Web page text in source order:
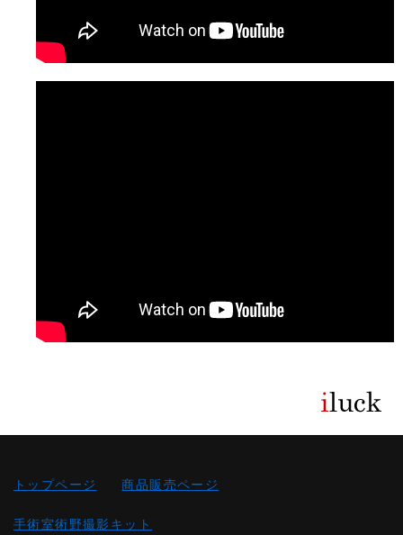
トップページ 商品販売ページ
手術室術野撮影キット